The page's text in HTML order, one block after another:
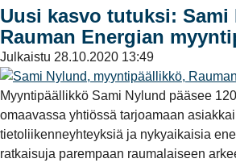
Uusi kasvo tutuksi: Sami
Rauman Energian
Julkaistu 28.10.2020 13:49
Myyntipäällikkö Sami Nylund pääsee
omaavassa yhtiössä tarjoamaan
tietoliikenneyhteyksiä ja nykyaikaisia
ratkaisuja parempaan raumalaiseen